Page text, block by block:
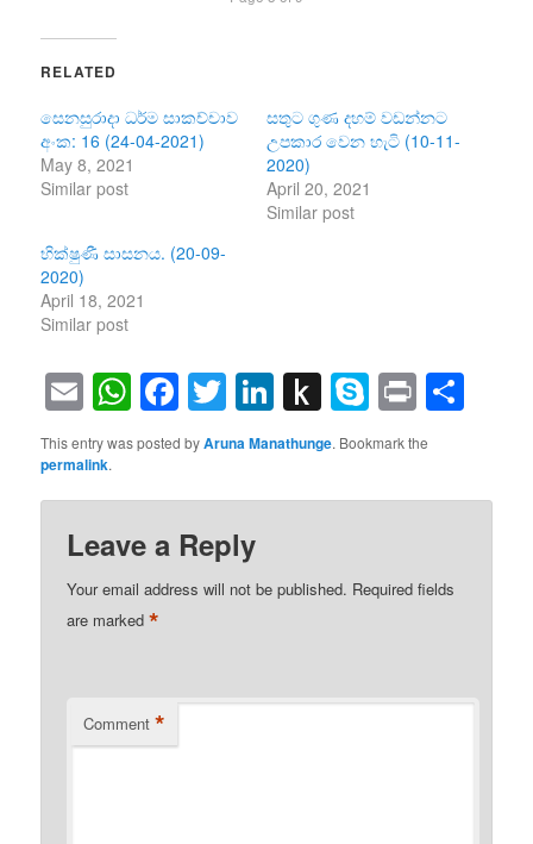
RELATED
සෙනසුරාදා ධර්ම සාකච්චාව
අංක: 16 (24-04-2021)
May 8, 2021
Similar post
සතුට ගුණ දහම් වඩන්නට
උපකාර වෙන හැටි (10-11-
2020)
April 20, 2021
Similar post
භික්ෂුණී සාසනය. (20-09-
2020)
April 18, 2021
Similar post
EmailWhatsApp
Facebook
Twitter
LinkedIn
Push
to
Kindle
Skype
Print
This entry was posted byAruna Manathunge. Bookmark the
permalink.
Leave a Reply
Your email address will not be published. Required fields
are marked*
Comment *